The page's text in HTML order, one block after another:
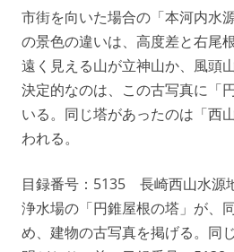
市街を向いた場合の「本河内水
の景色の違いは、高度差と右尾
遠く見える山が立神山か、風頭
決定的なのは、この古写真に「
いる。同じ塔があったのは「西
われる。
目録番号：5135 長崎西山水源
浄水場の「円錐屋根の塔」が、
め、建物の古写真を掲げる。同